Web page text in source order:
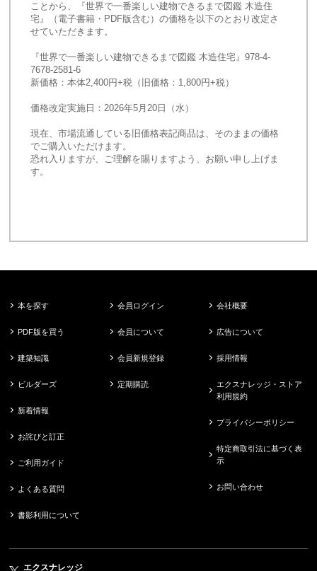
ことから、『世界で一番楽しい建物できるまで図鑑 木造住
宅』（電子書籍・PDF版含む）の価格を以下のとおり改定さ
せていただきます。
『世界で一番楽しい建物できるまで図鑑 木造住宅』978-4-
7678-2581-6
新価格：本体2,400円+税（旧価格：1,800円+税）
価格改定実施日：2026年5月20日（水）
現在、市場流通している旧価格表記商品は、そのままの価格
でご購入いただけます。
恐れ入りますが、ご理解を賜りますよう、お願い申し上げま
す。
本を探す
PDF版を買う
建築知識
ビルダーズ
新着情報
お詫びと訂正
ご利用ガイド
よくある質問
書影利用について
会員ログイン
会員について
会員新規登録
定期購読
会社概要
広告について
採用情報
エクスナレッジ・ストア
利用規約
プライバシーポリシー
特定商取引法に基づく表
示
お問い合わせ
エクスナレッジ